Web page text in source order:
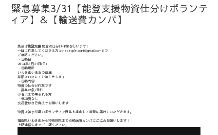
緊急募集3/31【能登支援物資仕分けボランテ
ィア】＆【輸送費カンパ】
急遽 #能登支援 物資の仕分け作業を行います！
一緒に作業してくださる方はthepeople.cont@gmail.comまで
ご連絡ください。
・活動日
2024年3月31日(日)
・活動場所
いわき市小名浜の倉庫
詳細はＤＭにてお知らせします
・活動内容
物資の仕分け作業です
・募集対象/条件
小名浜まで来られる方
・参加費なし
交通費は自己負担でお願いします
物資は神奈川県のボランティア団体を経由して能登に届けていただきます。
福島県いわき市から神奈川県までの輸送費カンパにご協力お願いします！
上記連絡先までご一報ください。